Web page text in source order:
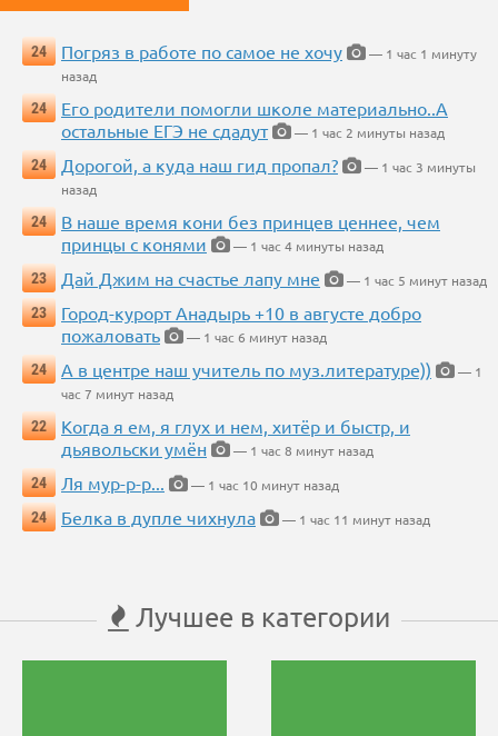
24 Погряз в работе по самое не хочу
— 1 час 1 минуту
назад
24
Его родители помогли школе материально..А
остальные ЕГЭ не сдадут
— 1 час 2 минуты назад
24
Дорогой, а куда наш гид пропал?
— 1 час 3 минуты
назад
24
В наше время кони без принцев ценнее, чем
принцы с конями
— 1 час 4 минуты назад
23
Дай Джим на счастье лапу мне
— 1 час 5 минут назад
23
Город-курорт Анадырь +10 в августе добро
пожаловать
— 1 час 6 минут назад
24
А в центре наш учитель по муз.литературе))
— 1
час 7 минут назад
22
Когда я ем, я глух и нем, хитёр и быстр, и
дьявольски умён
— 1 час 8 минут назад
24
Ля мур-р-р...
— 1 час 10 минут назад
24
Белка в дупле чихнула — 1 час 11 минут назад
Лучшее в категории